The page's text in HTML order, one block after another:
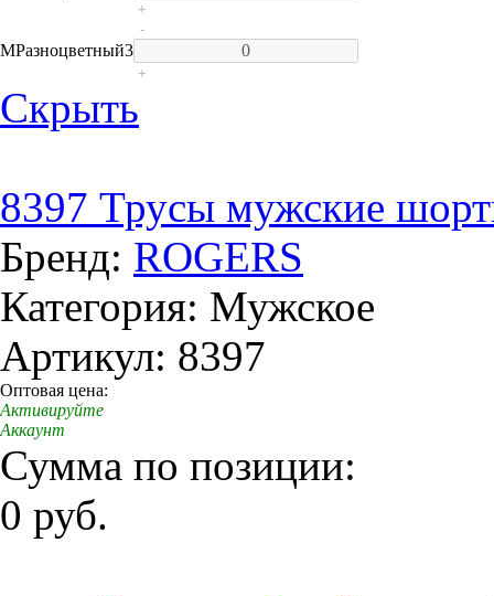
+
MРазноцветный3
-
+
Скрыть
8397 Трусы мужские
Бренд: ROGERS
Категория: Мужское
Артикул: 8397
Оптовая цена:
Активируйте
Аккаунт
Сумма по позиции:
0 руб.